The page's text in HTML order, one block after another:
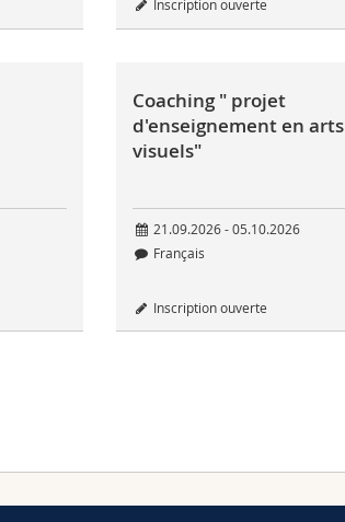
Inscription ouverte
Coaching " projet
d'enseignement en arts
visuels"
21.09.2026 - 05.10.2026
Français
Inscription ouverte